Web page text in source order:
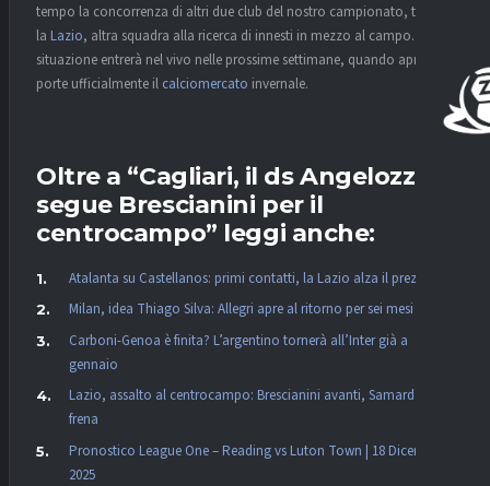
tempo la concorrenza di altri due club del nostro campionato, tra cui
la Lazio, altra squadra alla ricerca di innesti in mezzo al campo. La
situazione entrerà nel vivo nelle prossime settimane, quando aprirà le
porte ufficialmente il calciomercato invernale.
Oltre a “Cagliari, il ds Angelozzi
segue Brescianini per il
centrocampo” leggi anche:
Atalanta su Castellanos: primi contatti, la Lazio alza il prezzo
Milan, idea Thiago Silva: Allegri apre al ritorno per sei mesi
Carboni-Genoa è finita? L’argentino tornerà all’Inter già a
gennaio
Lazio, assalto al centrocampo: Brescianini avanti, Samardzic
frena
Pronostico League One – Reading vs Luton Town | 18 Dicembre
2025